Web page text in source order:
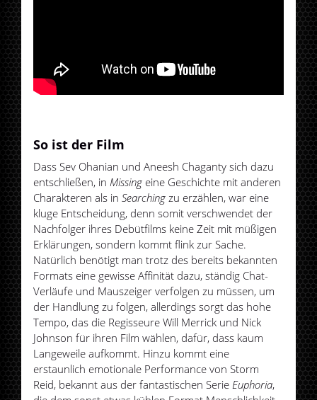
So ist der Film
Dass Sev Ohanian und Aneesh Chaganty sich dazu
entschließen, inMissing eine Geschichte mit anderen
Charakteren als in Searching zu erzählen, war eine
kluge Entscheidung, denn somit verschwendet der
Nachfolger ihres Debütfilms keine Zeit mit müßigen
Erklärungen, sondern kommt flink zur Sache.
Natürlich benötigt man trotz des bereits bekannten
Formats eine gewisse Affinität dazu, ständig Chat-
Verläufe und Mauszeiger verfolgen zu müssen, um
der Handlung zu folgen, allerdings sorgt das hohe
Tempo, das die Regisseure Will Merrick und Nick
Johnson für ihren Film wählen, dafür, dass kaum
Langeweile aufkommt. Hinzu kommt eine
erstaunlich emotionale Performance von Storm
Reid, bekannt aus der fantastischen SerieEuphoria,